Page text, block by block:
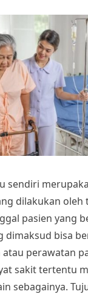
sendiri
dilakukan oleh
pasien yang
dimaksud bisa
perawatan
sakit tertentu
sebagainya.